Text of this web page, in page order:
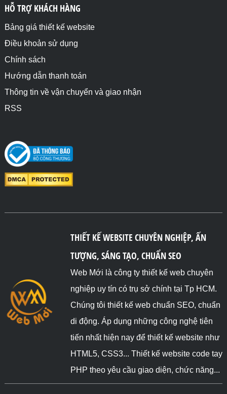
HỖ TRỢ KHÁCH HÀNG
Bảng giá thiết kế website
Điều khoản sử dụng
Chính sách
Hướng dẫn thanh toán
Thông tin về vận chuyển và giao nhận
RSS
THIẾT KẾ WEBSITE CHUYÊN NGHIỆP, ẤN
TƯỢNG, SÁNG TẠO, CHUẨN SEO
Web Mới là công ty thiết kế web chuyên
nghiệp uy tín có trụ sở chính tại Tp HCM.
Chúng tôi thiết kế web chuẩn SEO, chuẩn
di động. Áp dụng những công nghệ tiên
tiến nhất hiện nay để thiết kế website như
HTML5, CSS3... Thiết kế website code tay
PHP theo yêu cầu giao diện, chức năng...